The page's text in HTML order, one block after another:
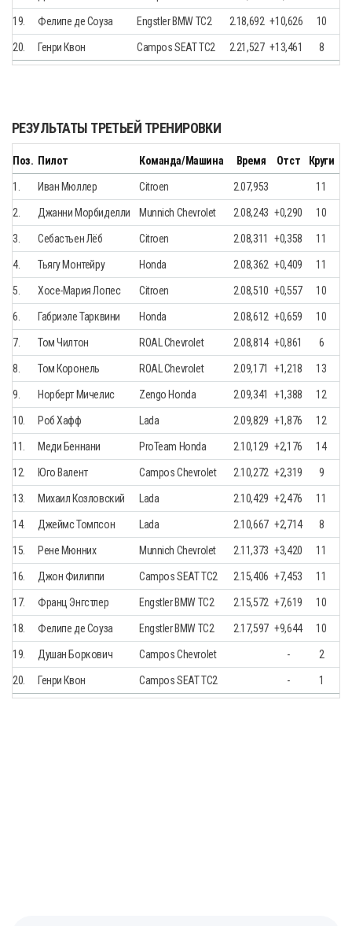
19. Фелипе де Соуза Engstler BMW TC2 2.18,692 +10,626 10
20. Генри Квон Campos SEAT TC2 2.21,527 +13,461 8
РЕЗУЛЬТАТЫ ТРЕТЬЕЙ ТРЕНИРОВКИ
Поз. Пилот Команда/Машина Время Отст Круги
1. Иван Мюллер Citroen 2.07,953 11
2. Джанни Морбиделли Munnich Chevrolet 2.08,243 +0,290 10
3. Себастьен Лёб Citroen 2.08,311 +0,358 11
4. Тьягу Монтейру Honda 2.08,362 +0,409 11
5. Хосе-Мария Лопес Citroen 2.08,510 +0,557 10
6. Габриэле Тарквини Honda 2.08,612 +0,659 10
7. Том Чилтон ROAL Chevrolet 2.08,814 +0,861 6
8. Том Коронель ROAL Chevrolet 2.09,171 +1,218 13
9. Норберт Мичелис Zengo Honda 2.09,341 +1,388 12
10. Роб Хафф Lada 2.09,829 +1,876 12
11. Меди Беннани ProTeam Honda 2.10,129 +2,176 14
12. Юго Валент Campos Chevrolet 2.10,272 +2,319 9
13. Михаил Козловский Lada 2.10,429 +2,476 11
14. Джеймс Томпсон Lada 2.10,667 +2,714 8
15. Рене Мюнних Munnich Chevrolet 2.11,373 +3,420 11
16. Джон Филиппи Campos SEAT TC2 2.15,406 +7,453 11
17. Франц Энгстлер Engstler BMW TC2 2.15,572 +7,619 10
18. Фелипе де Соуза Engstler BMW TC2 2.17,597 +9,644 10
19. Душан Боркович Campos Chevrolet - 2
20. Генри Квон Campos SEAT TC2 - 1